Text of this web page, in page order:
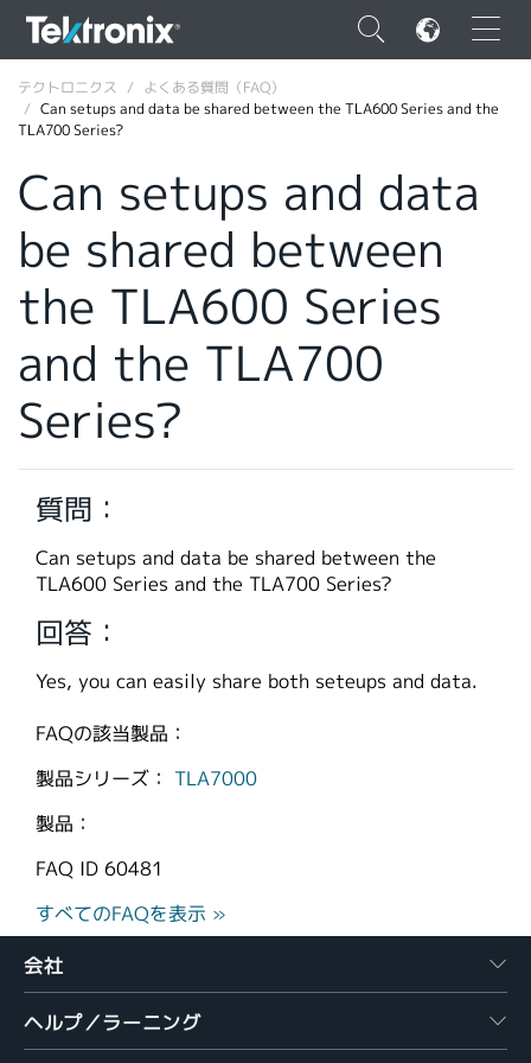
×
ENGLISH
DEUTSCH
VIỆT NAM
简体中文
韓国語
繁體中文
テクトロニクス
よくある質問（FAQ）
Can setups and data be shared between the TLA600 Series and the
TLA700 Series?
Can setups and data
be shared between
the TLA600 Series
and the TLA700
Series?
質問：
Can setups and data be shared between the
TLA600 Series and the TLA700 Series?
回答：
Yes, you can easily share both seteups and data.
FAQの該当製品：
製品シリーズ： TLA7000
製品：
FAQ ID 60481
すべてのFAQを表示 »
会社
ヘルプ／ラーニング